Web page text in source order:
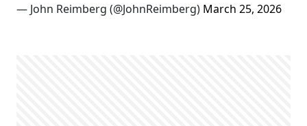
— John Reimberg (@JohnReimberg) March 25, 2026